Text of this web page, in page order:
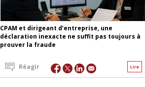
CPAM et dirigeant d’entreprise, une
déclaration inexacte ne suffit pas toujours à
prouver la fraude
Lire
Réagir